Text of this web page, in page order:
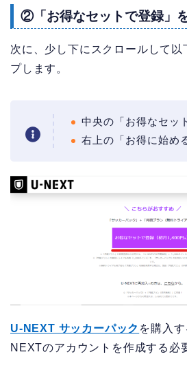
②「お得なセットで登録」
次に、少し下にスクロールして以
プします。
中央の「お得なセッ
右上の「お得に始め
U-NEXT サッカーパック を購入
NEXTのアカウントを作成する必